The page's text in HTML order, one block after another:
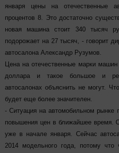
января цены на отечественные
процентов 8. Это достаточно
новая машина стоит 340 тысяч
подорожает на 27 тысяч, - говорит
автосалона Александр Рузумов.
Цена на отечественные марки
доллара и такое большое и
автосалонах объяснить не могут.
будет еще более значителен.
- Ситуация на автомобильном рынке
повышения цен в ближайшее время.
уже в начале января. Сейчас
2014 модельного года, потому что